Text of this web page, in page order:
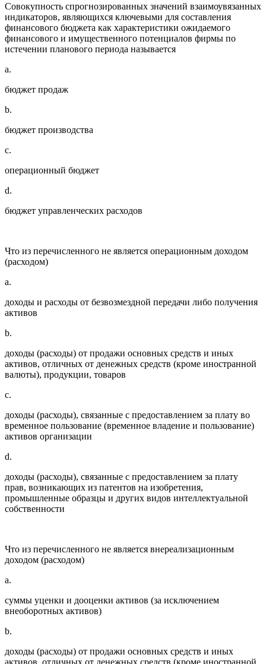
Совокупность спрогнозированных значений взаимоувязанных
индикаторов, являющихся ключевыми для составления
финансового бюджета как характеристики ожидаемого
финансового и имущественного потенциалов фирмы по
истечении планового периода называется
a.
бюджет продаж
b.
бюджет производства
c.
операционный бюджет
d.
бюджет управленческих расходов
Что из перечисленного не является операционным доходом
(расходом)
a.
доходы и расходы от безвозмездной передачи либо получения
активов
b.
доходы (расходы) от продажи основных средств и иных
активов, отличных от денежных средств (кроме иностранной
валюты), продукции, товаров
c.
доходы (расходы), связанные с предоставлением за плату во
временное пользование (временное владение и пользование)
активов организации
d.
доходы (расходы), связанные с предоставлением за плату
прав, возникающих из патентов на изобретения,
промышленные образцы и других видов интеллектуальной
собственности
Что из перечисленного не является внереализационным
доходом (расходом)
a.
суммы уценки и дооценки активов (за исключением
внеоборотных активов)
b.
доходы (расходы) от продажи основных средств и иных
активов, отличных от денежных средств (кроме иностранной